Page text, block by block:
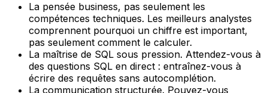
La pensée business, pas seulement les
compétences techniques. Les meilleurs analystes
comprennent pourquoi un chiffre est important,
pas seulement comment le calculer.
La maîtrise de SQL sous pression. Attendez-vous à
des questions SQL en direct : entraînez-vous à
écrire des requêtes sans autocomplétion.
La communication structurée. Pouvez-vous